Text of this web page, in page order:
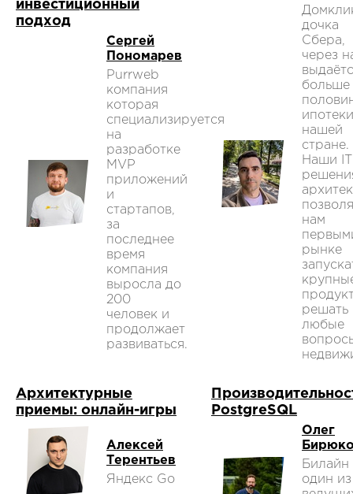
инвестиционный
подход
Сергей
Пономарев
Purrweb
компания
которая
специализируется
на
разработке
MVP
приложений
и
стартапов,
за
последнее
время
компания
выросла до
200
человек и
продолжает
развиваться.
дочка
Сбера,
через
больше
нашей
стране.
Наши IT
нам
рынке
решать
любые
Архитектурные
приемы: онлайн-игры
Алексей
Терентьев
Яндекс Go
PostgreSQL
Олег
Билайн
один из